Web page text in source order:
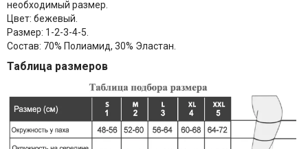
необходимый размер.
Цвет: бежевый.
Размер: 1-2-3-4-5.
Состав: 70% Полиамид, 30% Эластан.
Таблица размеров